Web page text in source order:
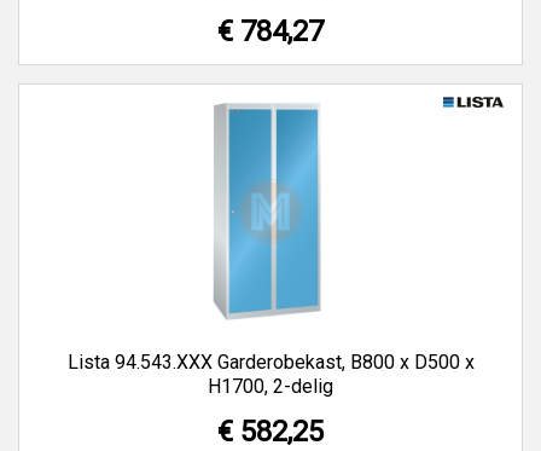
€ 784,27
Lista 94.543.XXX Garderobekast, B800 x D500 x
H1700, 2-delig
€ 582,25